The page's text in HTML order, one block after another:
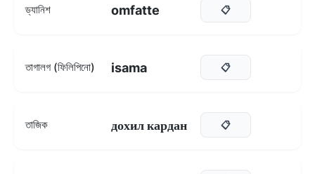
ড্যানিশ omfatte 📋
তাগালগ (ফিলিপিনো) isama 📋
তাজিক дохил кардан 📋